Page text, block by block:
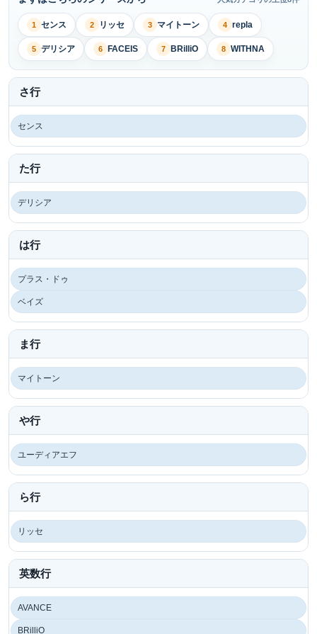
1 センス 2 リッセ 3 マイトーン 4 repla
5 デリシア 6 FACEIS 7 BRilliO 8 WITHNA
さ行
センス
た行
デリシア
は行
プラス・ドゥ
ベイズ
ま行
マイトーン
や行
ユーディアエフ
ら行
リッセ
英数行
AVANCE
BRilliO